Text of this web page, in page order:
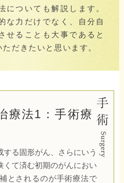
についても解説します。
な力だけでなく、自分自
せることも大事であると
だきたいと思います。
療法1：手術療
する固形がん、さらにいう
くて済む初期のがんにおい
とされるのが手術療法で